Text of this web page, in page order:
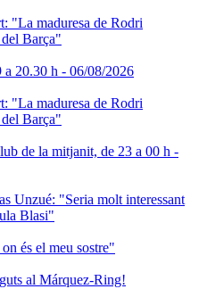
"La maduresa de Rodri
Barça"
a 20.30 h - 06/08/2026
"La maduresa de Rodri
Barça"
de la mitjanit, de 23 a 00 h -
Unzué: "Seria molt interessant
Blasi"
és el meu sostre"
al Márquez-Ring!